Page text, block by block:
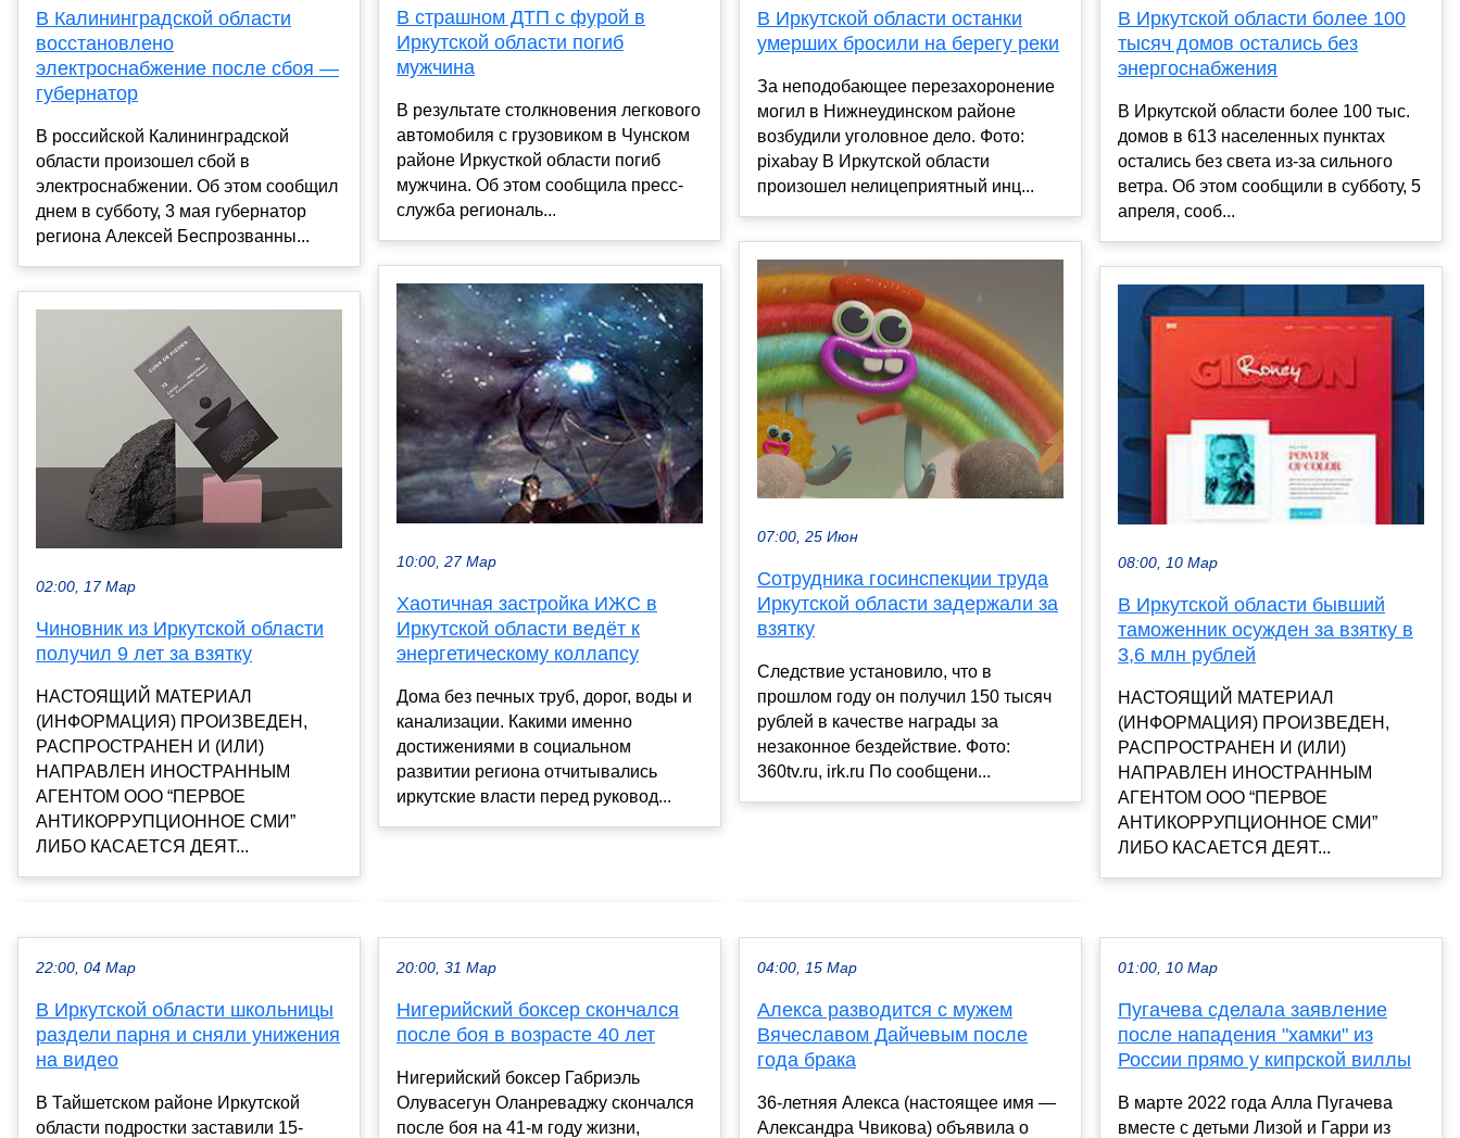
В Калининградской области
восстановлено
электроснабжение после сбоя —
губернатор
В российской Калининградской
области произошел сбой в
электроснабжении. Об этом сообщил
днем в субботу, 3 мая губернатор
региона Алексей Беспрозванны...
02:00, 17 Мар
Чиновник из Иркутской области
получил 9 лет за взятку
НАСТОЯЩИЙ МАТЕРИАЛ
(ИНФОРМАЦИЯ) ПРОИЗВЕДЕН,
РАСПРОСТРАНЕН И (ИЛИ)
НАПРАВЛЕН ИНОСТРАННЫМ
АГЕНТОМ ООО “ПЕРВОЕ
АНТИКОРРУПЦИОННОЕ СМИ”
ЛИБО КАСАЕТСЯ ДЕЯТ...
В страшном ДТП с фурой в
Иркутской области погиб
мужчина
В результате столкновения легкового
автомобиля с грузовиком в Чунском
районе Иркусткой области погиб
мужчина. Об этом сообщила пресс-
служба региональ...
10:00, 27 Мар
Хаотичная застройка ИЖС в
Иркутской области ведёт к
энергетическому коллапсу
Дома без печных труб, дорог, воды и
канализации. Какими именно
достижениями в социальном
развитии региона отчитывались
иркутские власти перед руковод...
В Иркутской области останки
умерших бросили на берегу реки
За неподобающее перезахоронение
могил в Нижнеудинском районе
возбудили уголовное дело. Фото:
pixabay В Иркутской области
произошел нелицеприятный инц...
07:00, 25 Июн
Сотрудника госинспекции труда
Иркутской области задержали за
взятку
Следствие установило, что в
прошлом году он получил 150 тысяч
рублей в качестве награды за
незаконное бездействие. Фото:
360tv.ru, irk.ru По сообщени...
В Иркутской области более 100
тысяч домов остались без
энергоснабжения
В Иркутской области более 100 тыс.
домов в 613 населенных пунктах
остались без света из-за сильного
ветра. Об этом сообщили в субботу, 5
апреля, сооб...
08:00, 10 Мар
В Иркутской области бывший
таможенник осужден за взятку в
3,6 млн рублей
НАСТОЯЩИЙ МАТЕРИАЛ
(ИНФОРМАЦИЯ) ПРОИЗВЕДЕН,
РАСПРОСТРАНЕН И (ИЛИ)
НАПРАВЛЕН ИНОСТРАННЫМ
АГЕНТОМ ООО “ПЕРВОЕ
АНТИКОРРУПЦИОННОЕ СМИ”
ЛИБО КАСАЕТСЯ ДЕЯТ...
22:00, 04 Мар
В Иркутской области школьницы
раздели парня и сняли унижения
на видео
В Тайшетском районе Иркутской
области подростки заставили 15-
20:00, 31 Мар
Нигерийский боксер скончался
после боя в возрасте 40 лет
Нигерийский боксер Габриэль
Олувасегун Оланреваджу скончался
после боя на 41‑м году жизни,
04:00, 15 Мар
Алекса разводится с мужем
Вячеславом Дайчевым после
года брака
36-летняя Алекса (настоящее имя —
Александра Чвикова) объявила о
01:00, 10 Мар
Пугачева сделала заявление
после нападения "хамки" из
России прямо у кипрской виллы
В марте 2022 года Алла Пугачева
вместе с детьми Лизой и Гарри из